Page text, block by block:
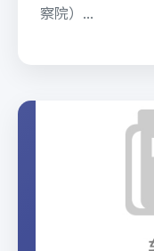
察院）...